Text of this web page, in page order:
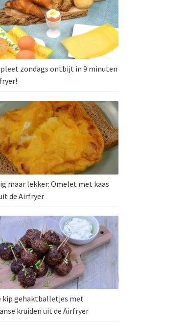
zondags ontbijt in 9 minuten
maar lekker: Omelet met kaas
de Airfryer
kip gehaktballetjes met
kruiden uit de Airfryer